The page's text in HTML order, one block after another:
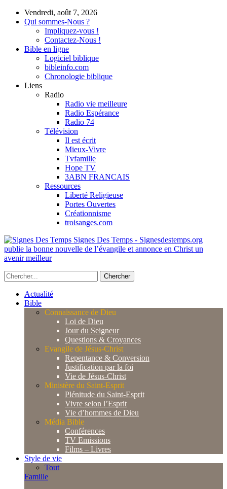
Vendredi, août 7, 2026
Qui sommes-Nous ?
Impliquez-vous !
Contactez-Nous !
Bible en ligne
Logiciel biblique
bibleinfo.com
Chronologie biblique
Liens
Radio
Radio vie meilleure
Radio Espérance
Radio 74
Télévision
Il est écrit
Mieux-Vivre
Tvfamille
Hope TV
3ABN FRANCAIS
Ressources
Liberté Religieuse
Portes Ouvertes
Créationnisme
troisanges.com
Signes Des Temps - Signesdestemps.org
publie la bonne nouvelle de l’évangile et annonce en Christ un
avenir meilleur
Actualité
Bible
Connaissance de Dieu
Loi de Dieu
Jour du Seigneur
Questions & Croyances
Evangile de Jésus-Christ
Repentance & Conversion
Justification par la foi
Vie de Jésus-Christ
Ministère du Saint-Esprit
Plénitude du Saint-Esprit
Vivre selon l’Esprit
Vie d’hommes de Dieu
Média Bible
Conférences
TV Emissions
Films – Livres
Style de vie
Tout
Famille